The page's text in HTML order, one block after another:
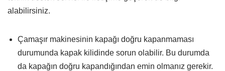
alabilirsiniz.
Çamaşır makinesinin kapağı doğru kapanmaması
durumunda kapak kilidinde sorun olabilir. Bu durumda
da kapağın doğru kapandığından emin olmanız gerekir.